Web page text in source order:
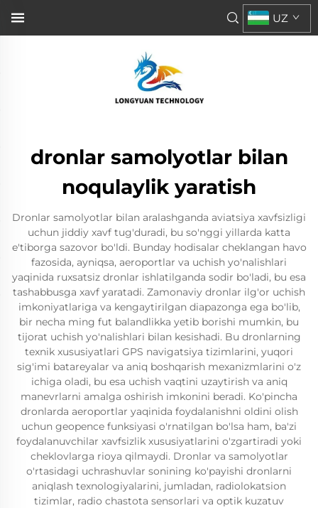
UZ
dronlar samolyotlar bilan
noqulaylik yaratish
Dronlar samolyotlar bilan aralashganda aviatsiya xavfsizligi
uchun jiddiy xavf tug'duradi, bu so'nggi yillarda katta
e'tiborga sazovor bo'ldi. Bunday hodisalar cheklangan havo
fazosida, ayniqsa, aeroportlar va uchish yo'nalishlari
yaqinida ruxsatsiz dronlar ishlatilganda sodir bo'ladi, bu esa
tashabbusga xavf yaratadi. Zamonaviy dronlar ilg'or uchish
imkoniyatlariga va kengaytirilgan diapazonga ega bo'lib,
bir necha ming fut balandlikka yetib borishi mumkin, bu
tijorat uchish yo'nalishlari bilan kesishadi. Bu dronlarning
texnik xususiyatlari GPS navigatsiya tizimlarini, yuqori
sig'imi batareyalar va aniq boshqarish mexanizmlarini o'z
ichiga oladi, bu esa uchish vaqtini uzaytirish va aniq
manevrlarni amalga oshirish imkonini beradi. Ko'pincha
dronlarda aeroportlar yaqinida foydalanishni oldini olish
uchun geopence funksiyasi o'rnatilgan bo'lsa ham, ba'zi
foydalanuvchilar xavfsizlik xususiyatlarini o'zgartiradi yoki
cheklovlarga rioya qilmaydi. Dronlar va samolyotlar
o'rtasidagi uchrashuvlar sonining ko'payishi dronlarni
aniqlash texnologiyalarini, jumladan, radiolokatsion
tizimlar, radio chastota sensorlari va optik kuzatuv